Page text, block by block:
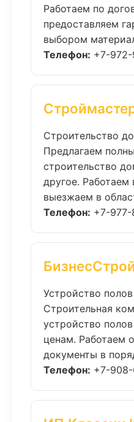
Работаем по
предоставляем
выбором
Телефон: +7-972-
Строительство
Предлагаем
строительство
другое. Работаем
выезжаем в
Телефон: +7-
Устройство
Строительная
устройство
ценам. Работаем
документы в
Телефон: +7-